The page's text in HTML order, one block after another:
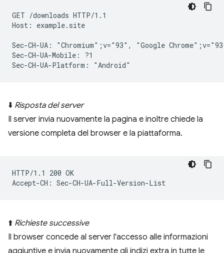
GET /downloads HTTP/1.1
Host: example.site
Sec-CH-UA: "Chromium";v="93", "Google
Sec-CH-UA-Mobile: ?1
⬇️ Risposta del server
Il server invia nuovamente la pagina e inoltre chiede la
versione completa del browser e la piattaforma.
HTTP/1.1 200 OK
⬆️ Richieste successive
Il browser concede al server l'accesso alle informazioni
aggiuntive e invia nuovamente gli indizi extra in tutte le